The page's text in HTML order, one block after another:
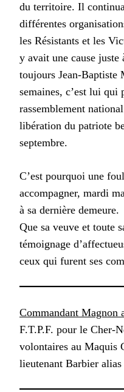
du territoire. Il
différentes
les Résistants et les
y avait une cause
toujours Jean-Baptiste
semaines, c’est lui
rassemblement
libération du patriote
septembre.
C’est pourquoi une
accompagner, mardi
à sa dernière demeure.
Que sa veuve et toute
témoignage
ceux qui furent ses
Commandant Magnon
F.T.P.F. pour le Cher-
volontaires au Maquis
lieutenant Barbier